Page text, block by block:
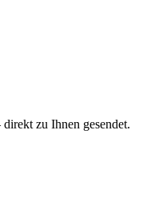
zu Ihnen gesendet.